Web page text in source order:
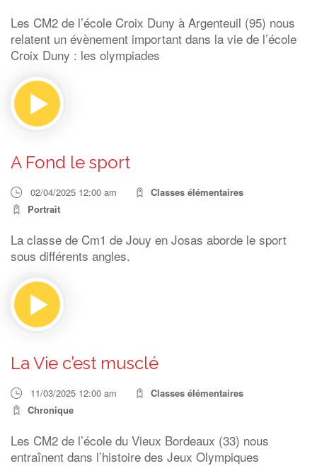
Les CM2 de l’école Croix Duny à Argenteuil (95) nous
relatent un évènement important dans la vie de l’école
Croix Duny : les olympiades
A Fond le sport
02/04/2025 12:00 am
Classes élémentaires
Portrait
La classe de Cm1 de Jouy en Josas aborde le sport
sous différents angles.
La Vie c’est musclé
11/03/2025 12:00 am
Classes élémentaires
Chronique
Les CM2 de l’école du Vieux Bordeaux (33) nous
entraînent dans l’histoire des Jeux Olympiques